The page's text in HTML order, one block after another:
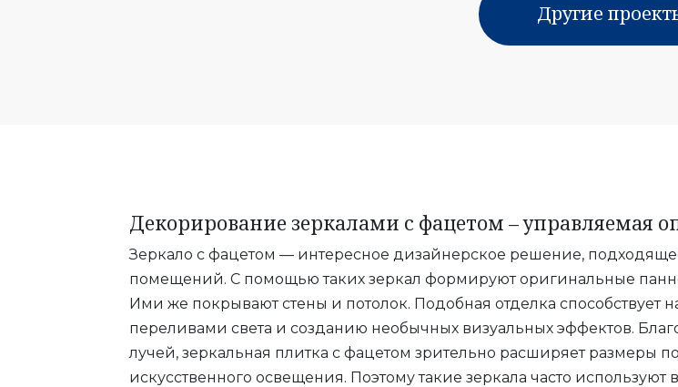
Другие
Декорирование зеркалами с фацетом – управляемая
Зеркало с фацетом — интересное дизайнерское решение,
помещений. С помощью таких зеркал формируют оригинальные
Ими же покрывают стены и потолок. Подобная отделка способствует
переливами света и созданию необычных визуальных эффектов.
лучей, зеркальная плитка с фацетом зрительно расширяет размеры
искусственного освещения. Поэтому такие зеркала часто